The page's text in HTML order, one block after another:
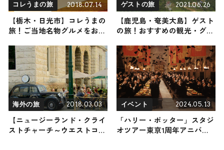
コレうまの旅 2018.07.14
【栃木・日光市】コレうまの
旅！ご当地名物グルメをお届
ゲストの旅 2021.06.26
【鹿児島・奄美大島】ゲスト
の旅！おすすめの観光・グル
送
海外の旅 2018.03.03
【ニュージーランド・クライ
ストチャーチ～ウエストコー
イベント 2024.05.13
「ハリー・ポッター」スタジ
オツアー東京1周年アニバー